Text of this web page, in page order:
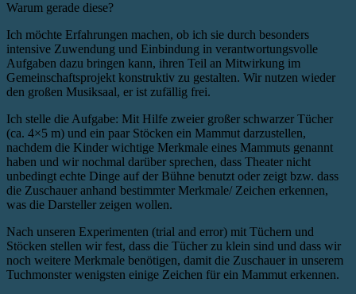
Warum gerade diese?
Ich möchte Erfahrungen machen, ob ich sie durch besonders
intensive Zuwendung und Einbindung in verantwortungsvolle
Aufgaben dazu bringen kann, ihren Teil an Mitwirkung im
Gemeinschaftsprojekt konstruktiv zu gestalten. Wir nutzen wieder
den großen Musiksaal, er ist zufällig frei.
Ich stelle die Aufgabe: Mit Hilfe zweier großer schwarzer Tücher
(ca. 4×5 m) und ein paar Stöcken ein Mammut darzustellen,
nachdem die Kinder wichtige Merkmale eines Mammuts genannt
haben und wir nochmal darüber sprechen, dass Theater nicht
unbedingt echte Dinge auf der Bühne benutzt oder zeigt bzw. dass
die Zuschauer anhand bestimmter Merkmale/ Zeichen erkennen,
was die Darsteller zeigen wollen.
Nach unseren Experimenten (trial and error) mit Tüchern und
Stöcken stellen wir fest, dass die Tücher zu klein sind und dass wir
noch weitere Merkmale benötigen, damit die Zuschauer in unserem
Tuchmonster wenigsten einige Zeichen für ein Mammut erkennen.